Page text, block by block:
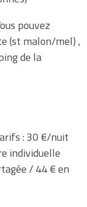
pouvez
(st malon/mel) ,
de la
: 30 €/nuit
individuelle
/ 44 € en